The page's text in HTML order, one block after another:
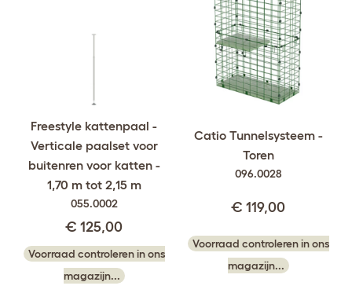
Freestyle kattenpaal -
Verticale paalset voor
buitenren voor katten -
1,70 m tot 2,15 m
055.0002
€ 125,00
Voorraad controleren in ons
magazijn...
Catio Tunnelsysteem -
Toren
096.0028
€ 119,00
Voorraad controleren in ons
magazijn...